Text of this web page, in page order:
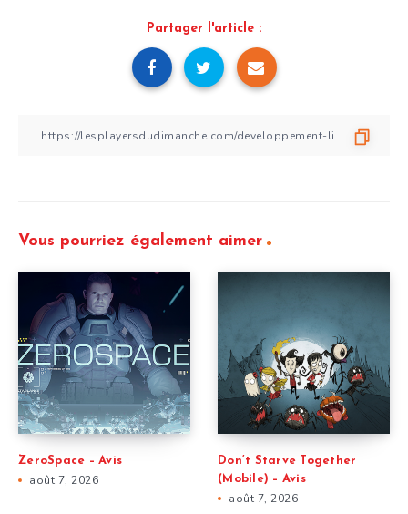
Partager l'article :
Vous pourriez également aimer
ZeroSpace – Avis
août 7, 2026
Don’t Starve Together
(Mobile) – Avis
août 7, 2026